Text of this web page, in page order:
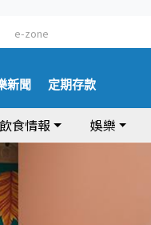
e-zone
新聞 定期存款
飲食情報 娛樂